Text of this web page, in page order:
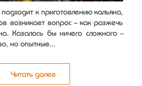
к приготовлению кальяна,
возникает вопрос - как разжечь
Казалось бы ничего сложного -
но опытные...
Читать далее